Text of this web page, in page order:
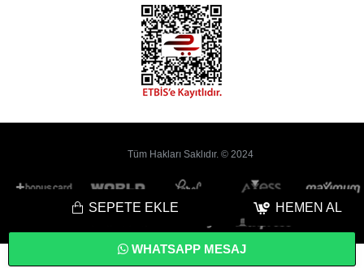
SEPETE EKLE HEMEN AL
WHATSAPP MESAJ
Tüm Hakları Saklıdır. © 2024